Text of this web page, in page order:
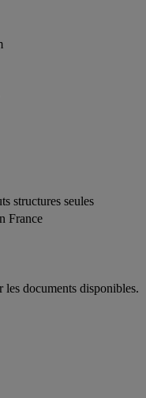
structures seules
France
documents disponibles.